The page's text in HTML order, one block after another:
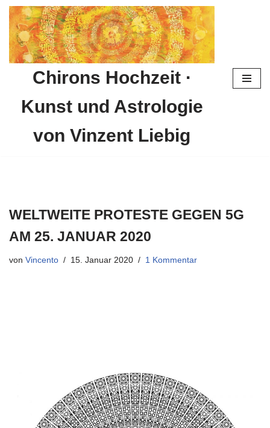
Zum
Inhalt
springen
Chirons Hochzeit ·
Kunst und Astrologie
von Vinzent Liebig
WELTWEITE PROTESTE GEGEN 5G
AM 25. JANUAR 2020
von Vincento 15. Januar 2020 1 Kommentar